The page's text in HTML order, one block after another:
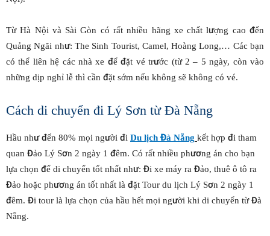
Từ Hà Nội và Sài Gòn có rất nhiều hãng xe chất lượng cao đến
Quảng Ngãi như: The Sinh Tourist, Camel, Hoàng Long,… Các bạn
có thể liên hệ các nhà xe để đặt vé trước (từ 2 – 5 ngày, còn vào
những dịp nghỉ lễ thì cần đặt sớm nếu không sẽ không có vé.
Cách di chuyển đi Lý Sơn từ Đà Nẵng
Hầu như đến 80% mọi người đi Du lịch Đà Nẵng kết hợp đi tham
quan Đảo Lý Sơn 2 ngày 1 đêm. Có rất nhiều phương án cho bạn
lựa chọn để di chuyển tốt nhất như: Đi xe máy ra Đảo, thuê ô tô ra
Đảo hoặc phương án tốt nhất là đặt Tour du lịch Lý Sơn 2 ngày 1
đêm. Đi tour là lựa chọn của hầu hết mọi người khi di chuyển từ Đà
Nẵng.